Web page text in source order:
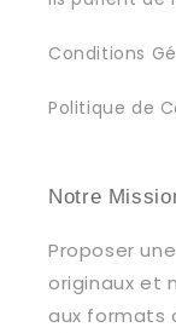
Conditions
Politique de
Notre
Proposer
originaux et
aux formats